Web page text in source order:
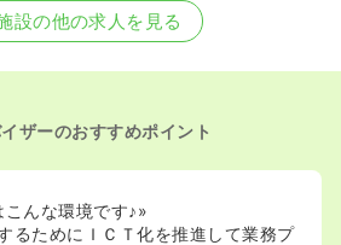
設の他の求人を見る
ザーのおすすめポイント
んな環境です♪»
るためにＩＣＴ化を推進して業務プ